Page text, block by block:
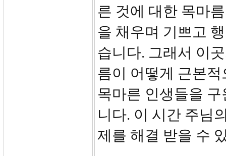
른 것에 대한 목마
을 채우며 기쁘고
습니다. 그래서 이
름이 어떻게 근본
목마른 인생들을
니다. 이 시간 주님
제를 해결 받을 수